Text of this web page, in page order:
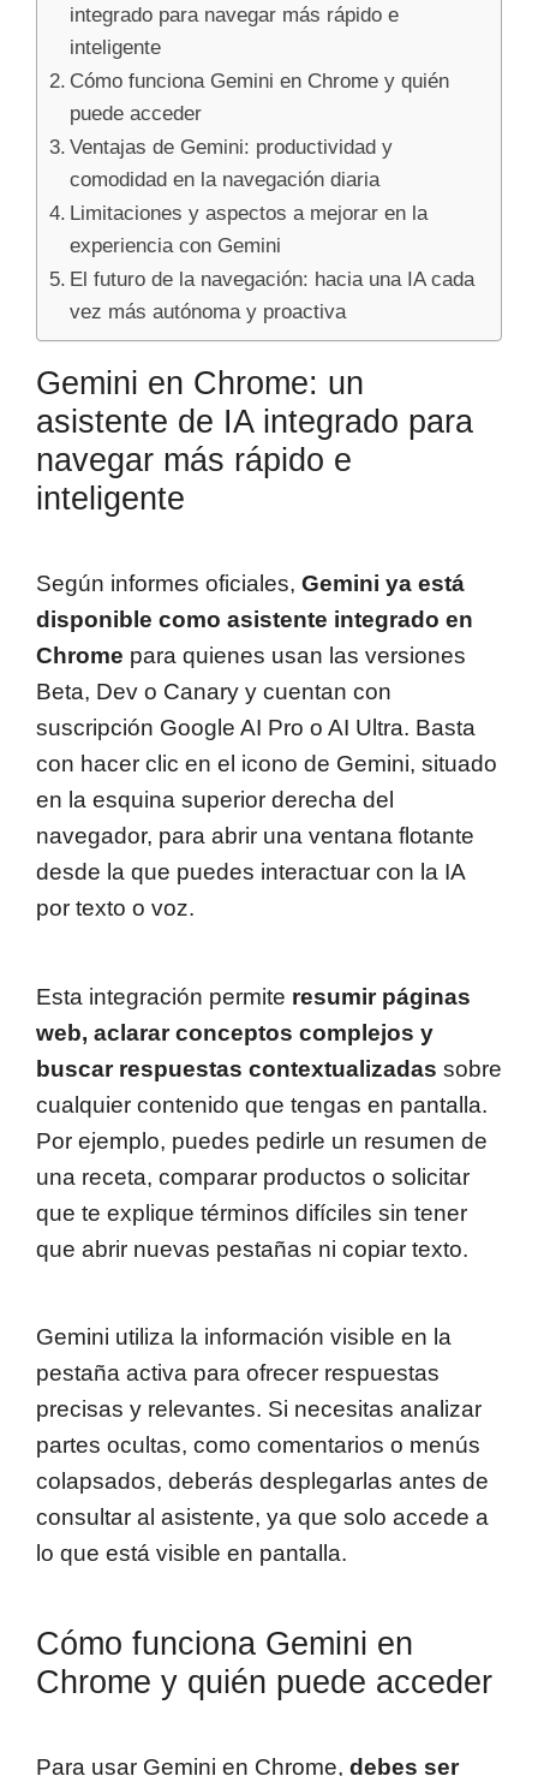
integrado para navegar más rápido e
inteligente
Cómo funciona Gemini en Chrome y quién
puede acceder
Ventajas de Gemini: productividad y
comodidad en la navegación diaria
Limitaciones y aspectos a mejorar en la
experiencia con Gemini
El futuro de la navegación: hacia una IA cada
vez más autónoma y proactiva
Gemini en Chrome: un
asistente de IA integrado para
navegar más rápido e
inteligente
Según informes oficiales, Gemini ya está
disponible como asistente integrado en
Chrome para quienes usan las versiones
Beta, Dev o Canary y cuentan con
suscripción Google AI Pro o AI Ultra. Basta
con hacer clic en el icono de Gemini, situado
en la esquina superior derecha del
navegador, para abrir una ventana flotante
desde la que puedes interactuar con la IA
por texto o voz.
Esta integración permite resumir páginas
web, aclarar conceptos complejos y
buscar respuestas contextualizadas sobre
cualquier contenido que tengas en pantalla.
Por ejemplo, puedes pedirle un resumen de
una receta, comparar productos o solicitar
que te explique términos difíciles sin tener
que abrir nuevas pestañas ni copiar texto.
Gemini utiliza la información visible en la
pestaña activa para ofrecer respuestas
precisas y relevantes. Si necesitas analizar
partes ocultas, como comentarios o menús
colapsados, deberás desplegarlas antes de
consultar al asistente, ya que solo accede a
lo que está visible en pantalla.
Cómo funciona Gemini en
Chrome y quién puede acceder
Para usar Gemini en Chrome, debes ser